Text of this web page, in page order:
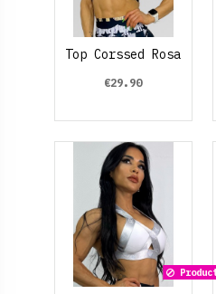
Top Corssed Rosa
€29.90